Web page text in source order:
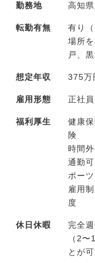
勤務地 高知
転勤有無
有り
場所
戸、
想定年収 375万
雇用形態 正社員
福利厚生
健康
険
時間
通勤
ポー
雇用
度
休日休暇
完全
（2
とが